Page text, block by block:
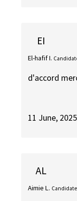
EI
El-hafif I.
d'accord
11 June,
AL
Aimie L. Candidate